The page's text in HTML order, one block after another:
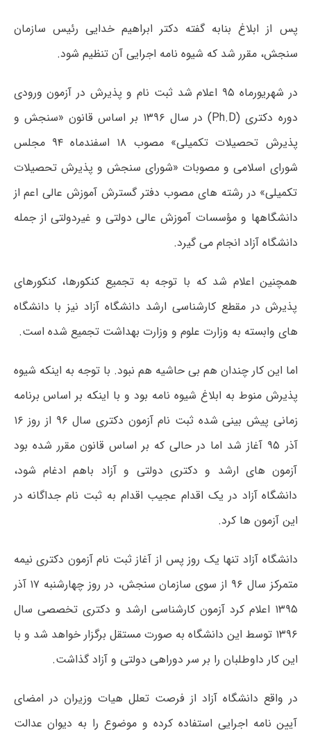
پس از ابلاغ بنابه گفته دکتر ابراهیم خدایی رئیس سازمان
سنجش، مقرر شد که شیوه نامه اجرایی آن تنظیم شود.
در شهریورماه ۹۵ اعلام شد ثبت نام و پذیرش در آزمون ورودی
دوره دکتری (Ph.D) در سال ۱۳۹۶ بر اساس قانون «سنجش و
پذیرش تحصیلات تکمیلی» مصوب ۱۸ اسفندماه ۹۴ مجلس
شورای اسلامی و مصوبات «شورای سنجش و پذیرش تحصیلات
تکمیلی» در رشته ­های مصوب دفتر گسترش آموزش عالی اعم از
دانشگاه­ها و مؤسسات آموزش عالی دولتی و غیردولتی از جمله
دانشگاه آزاد انجام می گیرد.
همچنین اعلام شد که با توجه به تجمیع کنکورها، کنکورهای
پذیرش در مقطع کارشناسی ارشد دانشگاه آزاد نیز با دانشگاه
های وابسته به وزارت علوم و وزارت بهداشت تجمیع شده است.
اما این کار چندان هم بی حاشیه هم نبود. با توجه به اینکه شیوه
پذیرش منوط به ابلاغ شیوه نامه بود و با اینکه بر اساس برنامه
زمانی پیش بینی شده ثبت نام آزمون دکتری سال ۹۶ از روز ۱۶
آذر ۹۵ آغاز شد اما در حالی که بر اساس قانون مقرر شده بود
آزمون های ارشد و دکتری دولتی و آزاد باهم ادغام شود،
دانشگاه آزاد در یک اقدام عجیب اقدام به ثبت نام جداگانه در
این آزمون ها کرد.
دانشگاه آزاد تنها یک روز پس از آغاز ثبت نام آزمون دکتری نیمه
متمرکز سال ۹۶ از سوی سازمان سنجش، در روز چهارشنبه ۱۷ آذر
۱۳۹۵ اعلام کرد آزمون کارشناسی ارشد و دکتری تخصصی سال
۱۳۹۶ توسط این دانشگاه به صورت مستقل برگزار خواهد شد و با
این کار داوطلبان را بر سر دوراهی دولتی و آزاد گذاشت.
در واقع دانشگاه آزاد از فرصت تعلل هیات وزیران در امضای
آیین نامه اجرایی استفاده کرده و موضوع را به دیوان عدالت